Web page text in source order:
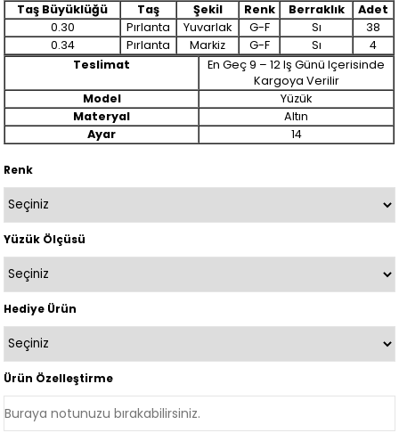
Taş Büyüklüğü
Taş Şekil Renk Berraklık
Adet
0.30
Pırlanta Yuvarlak G-F Sı
38
0.34
Pırlanta Markiz G-F Sı
4
Teslimat
En Geç 9 – 12 Iş Günü Içerisinde
Kargoya Verilir
Model
Yüzük
Materyal
Altın
Ayar
14
Renk
Yüzük Ölçüsü
Hediye Ürün
Ürün Özelleştirme